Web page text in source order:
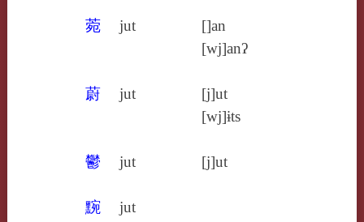
菀 jut
[]an
[wj]anʔ
蔚 jut
[j]ut
[wj]ɨts
鬱 jut [j]ut
黦 jut